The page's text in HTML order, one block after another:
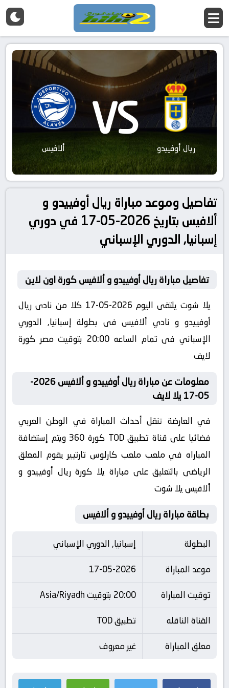
ريال أوفييدو VS ألافيس
تفاصيل وموعد مباراة ريال أوفييدو و
ألافيس بتاريخ 2026-05-17 في دوري
إسبانيا, الدوري الإسباني
تفاصيل مباراة ريال أوفييدو و ألافيس كورة اون لاين
يلا شوت يلتقى اليوم 2026-05-17 كلا من نادى ريال
أوفييدو و نادي ألافيس فى بطولة إسبانيا, الدوري
الإسباني فى تمام الساعه 20:00 بتوقيت مصر كورة
لايف
معلومات عن مباراة ريال أوفييدو و ألافيس 2026-
05-17 يلا لايف
في العارضة تنقل أحداث المباراة في الوطن العربي
فضائيا على قناة تطبيق TOD كورة 360 ويتم إستضافة
المباراه في ملعب ملعب كارلوس تارتيير يقوم المعلق
الرياضى بالتعليق على مباراة يلا كورة ريال أوفييدو و
ألافيس يلا شوت
بطاقة مباراة ريال أوفييدو و ألافيس
البطولة
إسبانيا, الدوري الإسباني
موعد المباراة
17-05-2026
توقيت المباراة
20:00 بتوقيت Asia/Riyadh
القناة الناقله
تطبيق TOD
معلق المباراة
غير معروف